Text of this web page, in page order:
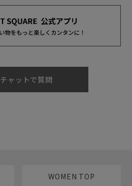
チャットで質問
WOMEN TOP